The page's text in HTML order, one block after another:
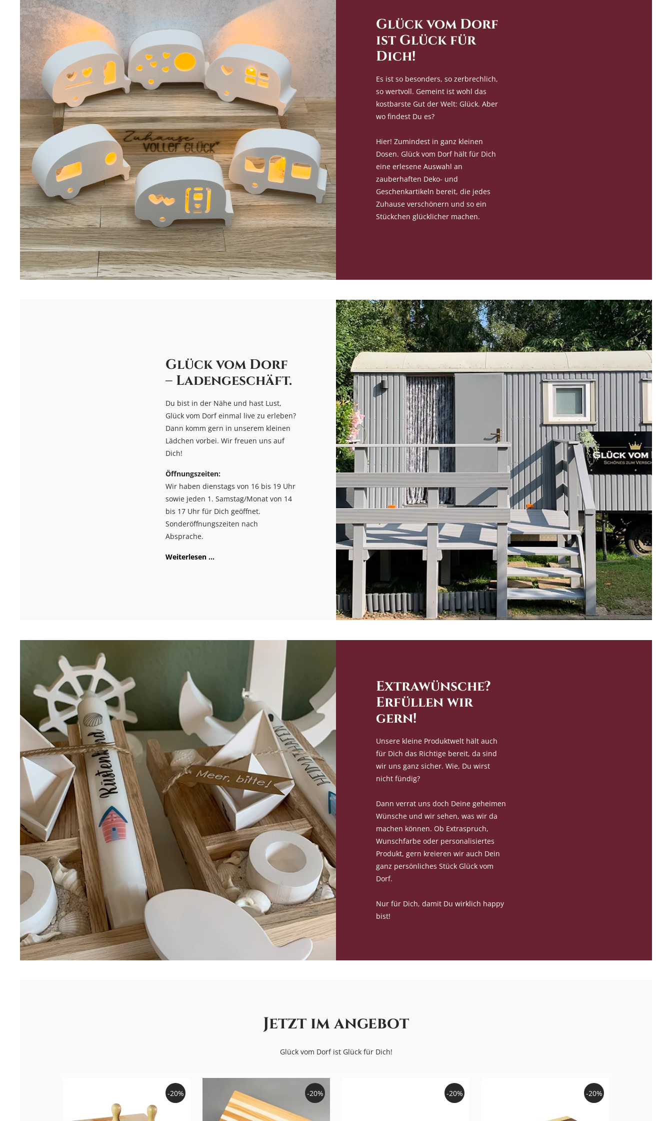
Telefon
+49
(0)
4151
Glück vom Dorf
ist Glück für
Dich!
Es ist so besonders, so zerbrechlich,
so wertvoll. Gemeint ist wohl das
kostbarste Gut der Welt: Glück. Aber
wo findest Du es?
Hier! Zumindest in ganz kleinen
Dosen. Glück vom Dorf hält für Dich
eine erlesene Auswahl an
zauberhaften Deko- und
Geschenkartikeln bereit, die jedes
Zuhause verschönern und so ein
Stückchen glücklicher machen.
Glück vom Dorf
– Ladengeschäft.
Du bist in der Nähe und hast Lust,
Glück vom Dorf einmal live zu erleben?
Dann komm gern in unserem kleinen
Lädchen vorbei. Wir freuen uns auf
Dich!
Öffnungszeiten:
Wir haben dienstags von 16 bis 19 Uhr
sowie jeden 1. Samstag/Monat von 14
bis 17 Uhr für Dich geöffnet.
Sonderöffnungszeiten nach
Absprache.
Weiterlesen ...
Extrawünsche?
Erfüllen wir
gern!
Unsere kleine Produktwelt hält auch
für Dich das Richtige bereit, da sind
wir uns ganz sicher. Wie, Du wirst
nicht fündig?
Dann verrat uns doch Deine geheimen
Wünsche und wir sehen, was wir da
machen können. Ob Extraspruch,
Wunschfarbe oder personalisiertes
Produkt, gern kreieren wir auch Dein
ganz persönliches Stück Glück vom
Dorf.
Nur für Dich, damit Du wirklich happy
bist!
Jetzt im angebot
Glück vom Dorf ist Glück für Dich!
-20% -20% -20% -20%